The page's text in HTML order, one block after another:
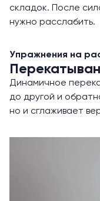
складок. После
нужно расслабить.
Упражнения на
Динамичное
до другой и
но и сглаживает